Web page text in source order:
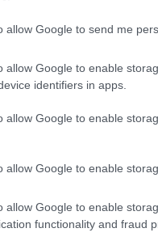
allow Google to send me
allow Google to enable
identifiers in apps.
allow Google to enable
allow Google to enable
allow Google to enable
functionality and fraud
foglalkoztatott
szindróma.
hosszabbá
számít a